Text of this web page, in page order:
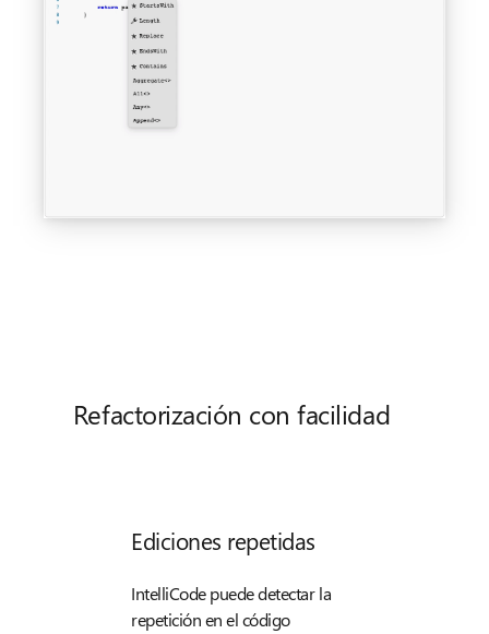
Refactorización con facilidad
Ediciones repetidas
IntelliCode puede detectar la
repetición en el código